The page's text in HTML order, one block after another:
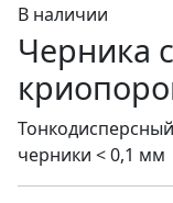
В наличии
Черника
черники < 0,1 мм